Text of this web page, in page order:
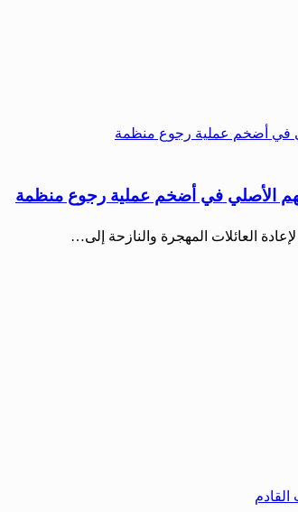
العائلات المهجرة والنازحة إلى…